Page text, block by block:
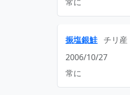
振塩銀鮭 チリ産
2006/10/27
常に